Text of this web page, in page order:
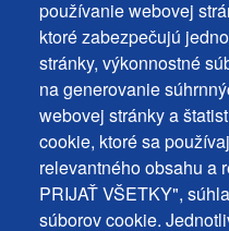
používanie webovej
ktoré zabezpečujú
stránky, výkonnostné
na generovanie
webovej stránky a
cookie, ktoré sa
relevantného obsahu a
PRIJAŤ VŠETKY",
súborov cookie.
Footer
MENU
Kontakty
Mapa stránky
+
ochrana
osobných
udajov
Ochrana osobných údajov
Používanie súborov
Nastavenie cookies
Podnety a spätná väzba